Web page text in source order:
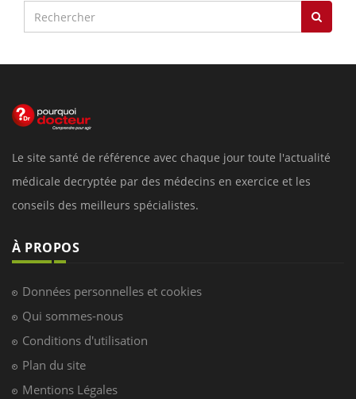
Le site santé de référence avec chaque jour toute l'actualité
médicale decryptée par des médecins en exercice et les
conseils des meilleurs spécialistes.
À PROPOS
Données personnelles et cookies
Qui sommes-nous
Conditions d'utilisation
Plan du site
Mentions Légales